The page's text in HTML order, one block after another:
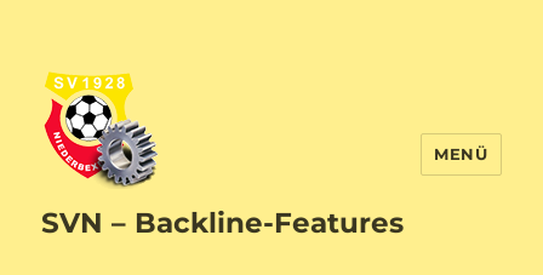
SVN – Backline-Features
MENÜ